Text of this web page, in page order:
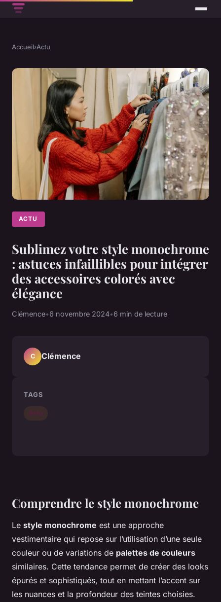
Accueil›Actu
ACTU
Sublimez votre style monochrome
: astuces infaillibles pour intégrer
des accessoires colorés avec
élégance
Clémence•6 novembre 2024•6 min de lecture
Comprendre le style monochrome
Le style monochrome est une approche
vestimentaire qui repose sur l’utilisation d’une seule
couleur ou de variations de palettes de couleurs
similaires. Cette tendance permet de créer des looks
épurés et sophistiqués, tout en mettant l’accent sur
les nuances et la profondeur des teintes choisies.
C Clémence
TAGS
Actu